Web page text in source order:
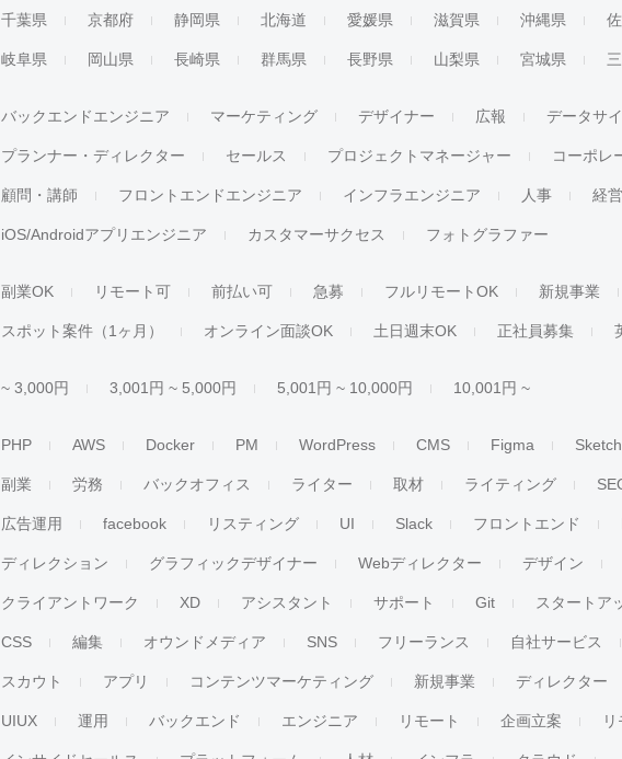
千葉県 京都府 静岡県 北海道 愛媛県 滋賀県 沖縄県
岐阜県 岡山県 長崎県 群馬県 長野県 山梨県 宮城県
バックエンドエンジニア マーケティング デザイナー 広報 データサ
プランナー・ディレクター セールス プロジェクトマネージャー コーポレ
顧問・講師 フロントエンドエンジニア インフラエンジニア 人事 経
iOS/Androidアプリエンジニア カスタマーサクセス フォトグラファー
副業OK リモート可 前払い可 急募 フルリモートOK 新規事業
スポット案件（1ヶ月） オンライン面談OK 土日週末OK 正社員募集
~ 3,000円 3,001円 ~ 5,000円 5,001円 ~ 10,000円 10,001円 ~
PHP AWS Docker PM WordPress CMS Figma Sketch
副業 労務 バックオフィス ライター 取材 ライティング
広告運用 facebook リスティング UI Slack フロントエンド
ディレクション グラフィックデザイナー Webディレクター デザイン
クライアントワーク XD アシスタント サポート Git スタートア
CSS 編集 オウンドメディア SNS フリーランス 自社サービス
スカウト アプリ コンテンツマーケティング 新規事業 ディレクター
UIUX 運用 バックエンド エンジニア リモート 企画立案